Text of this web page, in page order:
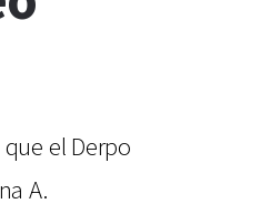
el Derpo
A.